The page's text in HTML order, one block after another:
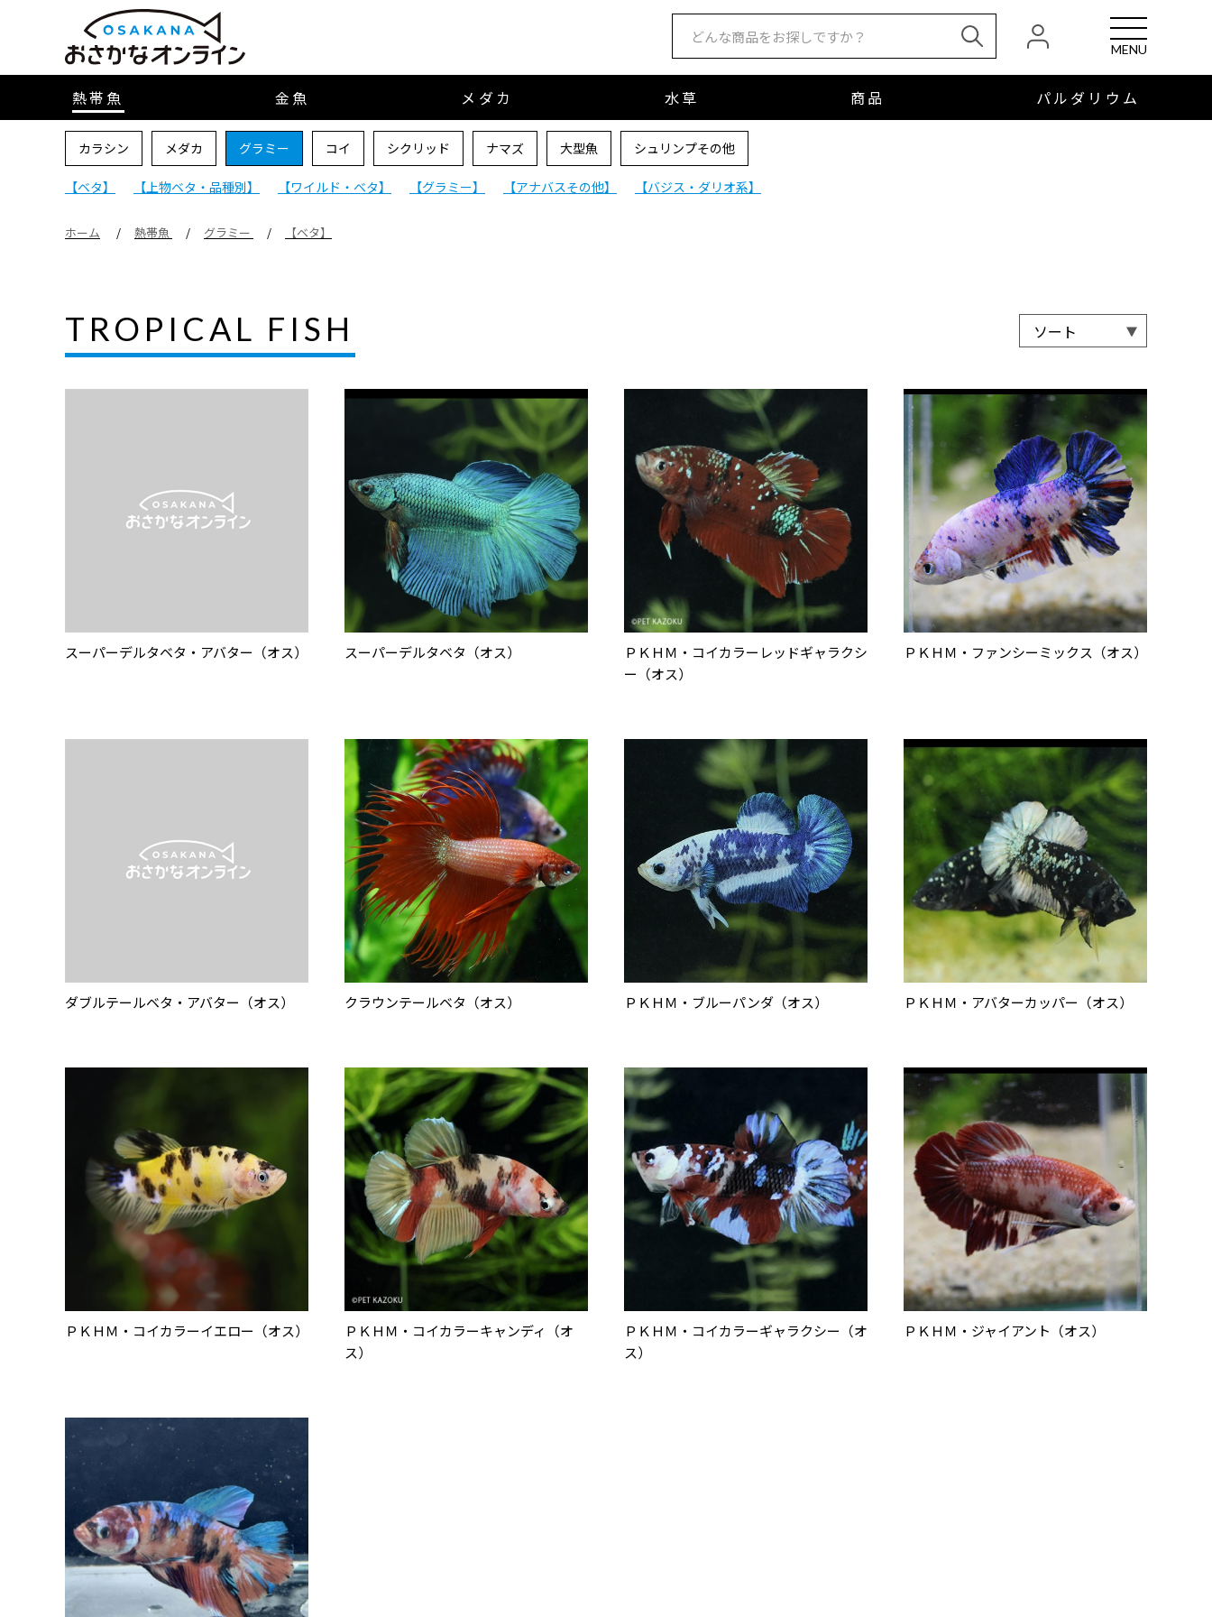
MENU
熱帯魚 金魚 メダカ 水草 商品 パルダリウム
カラシン メダカ グラミー コイ シクリッド ナマズ 大型魚 シュリンプその他
【ベタ】 【上物ベタ・品種別】 【ワイルド・ベタ】 【グラミー】 【アナバスその他】 【バジス・ダリオ系】
ホーム 熱帯魚 グラミー 【ベタ】
TROPICAL FISH
スーパーデルタベタ・アバター（オス） スーパーデルタベタ（オス）
ＰＫＨＭ・コイカラーレッドギャラクシ
ー（オス）
ＰＫＨＭ・ファンシーミックス（オス）
ダブルテールベタ・アバター（オス） クラウンテールベタ（オス） ＰＫＨＭ・ブルーパンダ（オス） ＰＫＨＭ・アバターカッパー（オス）
ＰＫＨＭ・コイカラーイエロー（オス）
ＰＫＨＭ・コイカラーキャンディ（オ
ス）
ＰＫＨＭ・コイカラーギャラクシー（オ
ス）
ＰＫＨＭ・ジャイアント（オス）